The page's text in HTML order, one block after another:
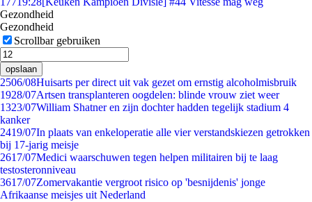
Gezondheid
Gezondheid
Scrollbar gebruiken
opslaan
2506/08Huisarts per direct uit vak gezet om ernstig alcoholmisbruik
1928/07Artsen transplanteren oogdelen: blinde vrouw ziet weer
1323/07William Shatner en zijn dochter hadden tegelijk stadium 4
kanker
2419/07In plaats van enkeloperatie alle vier verstandskiezen getrokken
bij 17-jarig meisje
2617/07Medici waarschuwen tegen helpen militairen bij te laag
testosteronniveau
3617/07Zomervakantie vergroot risico op 'besnijdenis' jonge
Afrikaanse meisjes uit Nederland